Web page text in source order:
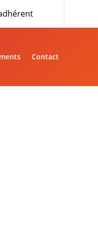
Contact